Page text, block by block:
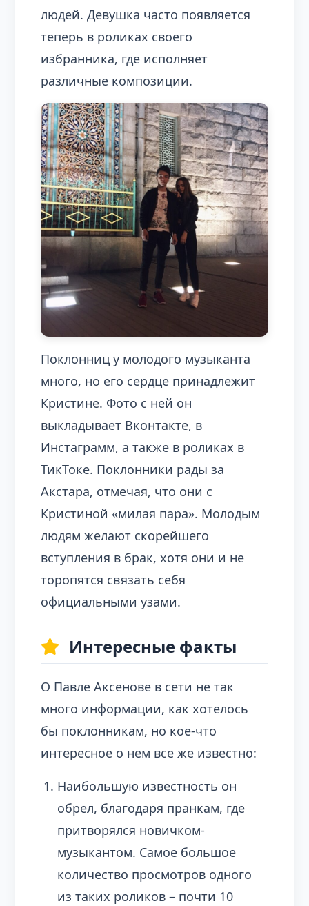
людей. Девушка часто появляется
теперь в роликах своего
избранника, где исполняет
различные композиции.
Поклонниц у молодого музыканта
много, но его сердце принадлежит
Кристине. Фото с ней он
выкладывает Вконтакте, в
Инстаграмм, а также в роликах в
ТикТоке. Поклонники рады за
Акстара, отмечая, что они с
Кристиной «милая пара». Молодым
людям желают скорейшего
вступления в брак, хотя они и не
торопятся связать себя
официальными узами.
Интересные факты
О Павле Аксенове в сети не так
много информации, как хотелось
бы поклонникам, но кое-что
интересное о нем все же известно:
Наибольшую известность он
обрел, благодаря пранкам, где
притворялся новичком-
музыкантом. Самое большое
количество просмотров одного
из таких роликов – почти 10